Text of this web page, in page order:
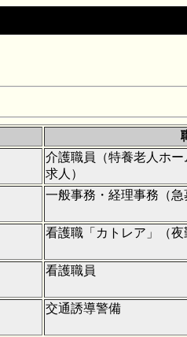
介護職員（特養老人ホ
求人）
一般事務・経理事務（急
看護職「カトレア」（夜
看護職員
交通誘導警備